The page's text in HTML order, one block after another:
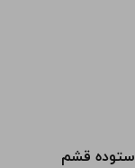
ستوده قشم